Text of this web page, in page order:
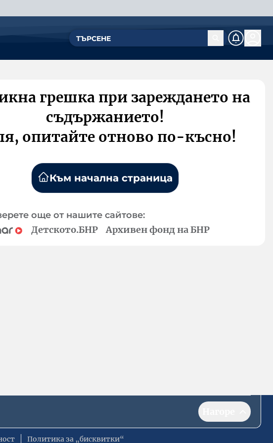
грешка при зареждането на
съдържанието!
опитайте отново по-късно!
Към начална страница
още от нашите сайтове:
Детското.БНР Архивен фонд на БНР
Политика за „бисквитки“